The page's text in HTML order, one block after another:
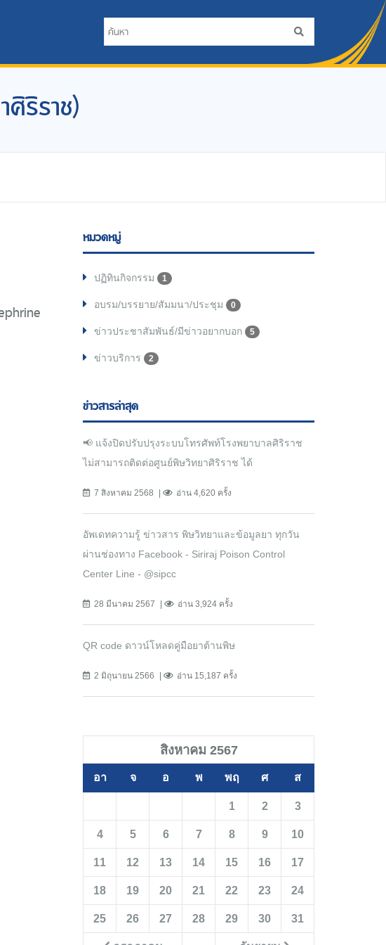
ริราช)
หมวดหมู่
ปฏิทินกิจกรรม 1
อบรม/บรรยาย/สัมมนา/ประชุม 0
ข่าวประชาสัมพันธ์/มีข่าวอยากบอก 5
ข่าวบริการ 2
ข่าวสารล่าสุด
📢 แจ้งปิดปรับปรุงระบบโทรศัพท์โรงพยาบาลศิริราช
ไม่สามารถติดต่อศูนย์พิษวิทยาศิริราช ได้
7 สิงหาคม 2568 อ่าน 4,620 ครั้ง
อัพเดทความรู้ ข่าวสาร พิษวิทยาและข้อมูลยา ทุกวัน
ผ่านช่องทาง Facebook - Siriraj Poison Control
Center Line - @sipcc
28 มีนาคม 2567 อ่าน 3,924 ครั้ง
QR code ดาวน์โหลดคู่มือยาต้านพิษ
2 มิถุนายน 2566 อ่าน 15,187 ครั้ง
สิงหาคม 2567
อา จ อ พ พฤ ศ ส
1 2 3
4 5 6 7 8 9 10
11 12 13 14 15 16 17
18 19 20 21 22 23 24
25 26 27 28 29 30 31